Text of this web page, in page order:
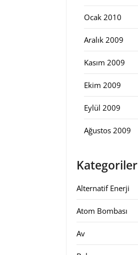
Ocak 2010
Aralık 2009
Kasım 2009
Ekim 2009
Eylül 2009
Ağustos 2009
Kategoriler
Alternatif Enerji
Atom Bombası
Av